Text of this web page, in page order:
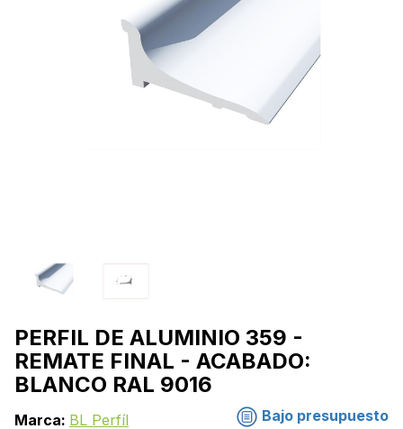
PERFIL DE ALUMINIO 359 -
REMATE FINAL - ACABADO:
BLANCO RAL 9016
Marca: BL Perfíl
Bajo presupuesto